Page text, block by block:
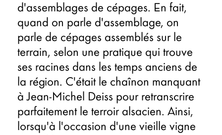
d'assemblages de cépages. En fait,
quand on parle d'assemblage, on
parle de cépages assemblés sur le
terrain, selon une pratique qui trouve
ses racines dans les temps anciens de
la région. C'était le chaînon manquant
à Jean-Michel Deiss pour retranscrire
parfaitement le terroir alsacien. Ainsi,
lorsqu'à l'occasion d'une vieille vigne